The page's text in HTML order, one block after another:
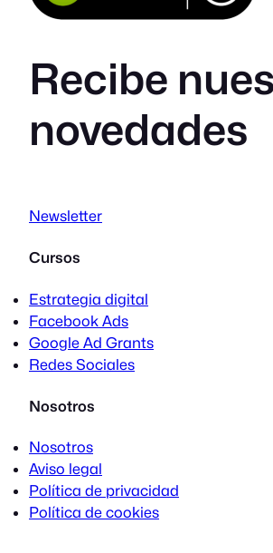
Recibe
novedades
Newsletter
Cursos
Estrategia digital
Facebook Ads
Google Ad Grants
Redes Sociales
Nosotros
Nosotros
Aviso legal
Política de privacidad
Política de cookies